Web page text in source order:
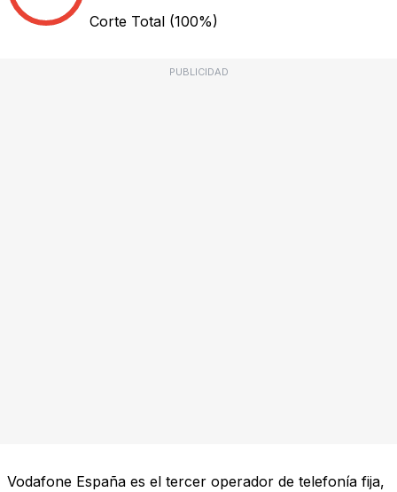
Corte Total (100%)
PUBLICIDAD
Vodafone España es el tercer operador de telefonía fija,